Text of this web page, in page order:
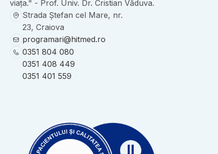
viața." - Prof. Univ. Dr. Cristian Văduva.
Strada Ștefan cel Mare, nr.
23, Craiova
programari@hitmed.ro
0351 804 080
0351 408 449
0351 401 559